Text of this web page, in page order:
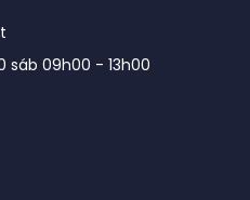
sáb 09h00 - 13h00